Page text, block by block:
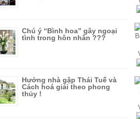
Chú ý “Bình hoa” gây ngoại
tình trong hôn nhân ???
Hướng nhà gặp Thái Tuế và
Cách hoá giải theo phong
thủy !